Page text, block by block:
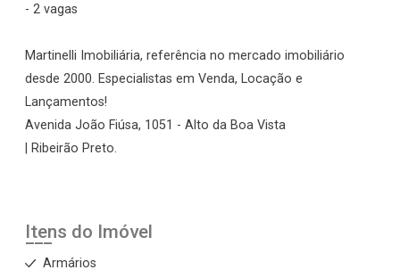
- 2 vagas
Martinelli Imobiliária, referência no mercado imobiliário
desde 2000. Especialistas em Venda, Locação e
Lançamentos!
Avenida João Fiúsa, 1051 - Alto da Boa Vista
| Ribeirão Preto.
Itens do Imóvel
Armários